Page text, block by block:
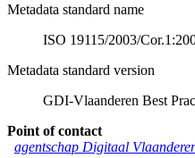
Metadata standard name
ISO 19115/2003/
Metadata standard version
GDI-Vlaanderen Best
Point of contact
agentschap Digitaal